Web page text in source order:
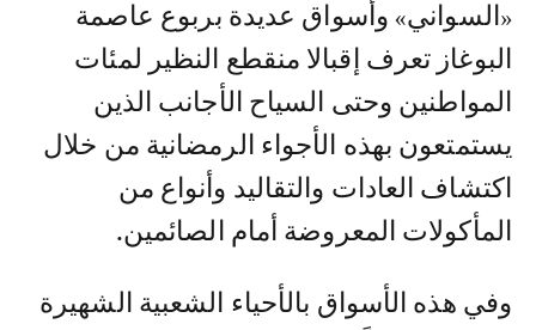
«السواني» وأسواق عديدة بربوع عاصمة
البوغاز تعرف إقبالا منقطع النظير لمئات
المواطنين وحتى السياح الأجانب الذين
يستمتعون بهذه الأجواء الرمضانية من خلال
اكتشاف العادات والتقاليد وأنواع من
المأكولات المعروضة أمام الصائمين.
وفي هذه الأسواق بالأحياء الشعبية الشهيرة